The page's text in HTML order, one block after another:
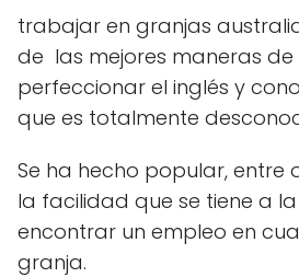
trabajar en granjas
de las mejores maneras
perfeccionar el inglés y
que es totalmente
Se ha hecho popular, entre
la facilidad que se tiene a
encontrar un empleo en
granja.